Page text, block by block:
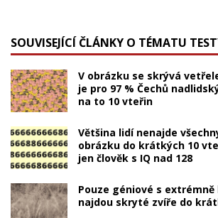
SOUVISEJÍCÍ ČLÁNKY O TÉMATU
V obrázku se skrývá
je pro 97 % Čechů
na to 10 vteřin
Většina lidí nenajde
obrázku do krátkých 10
jen člověk s IQ nad 128
Pouze géniové s
najdou skryté zvíře do